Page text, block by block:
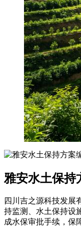
雅安水土保持
四川吉之源科技发展
持监测、水土保持设
成水保审批手续，保